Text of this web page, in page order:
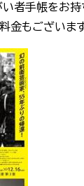
者手帳をお持
もございま